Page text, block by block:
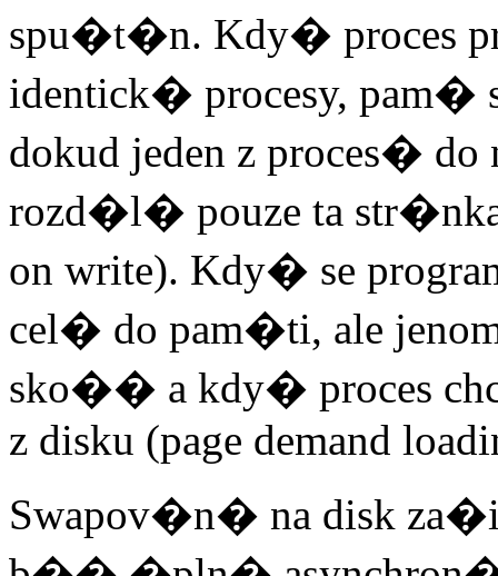
spu�t�n. Kdy� proces
identick� procesy,
dokud jeden z proces�
rozd�l� pouze ta
on write). Kdy� se
cel� do pam�ti, ale
sko�� a kdy� proces
z disku (page demand
Swapov�n� na disk